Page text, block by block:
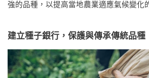
強的品種，以提高當地農業適應氣候變化
建立種子銀行，保護與傳承傳統品種